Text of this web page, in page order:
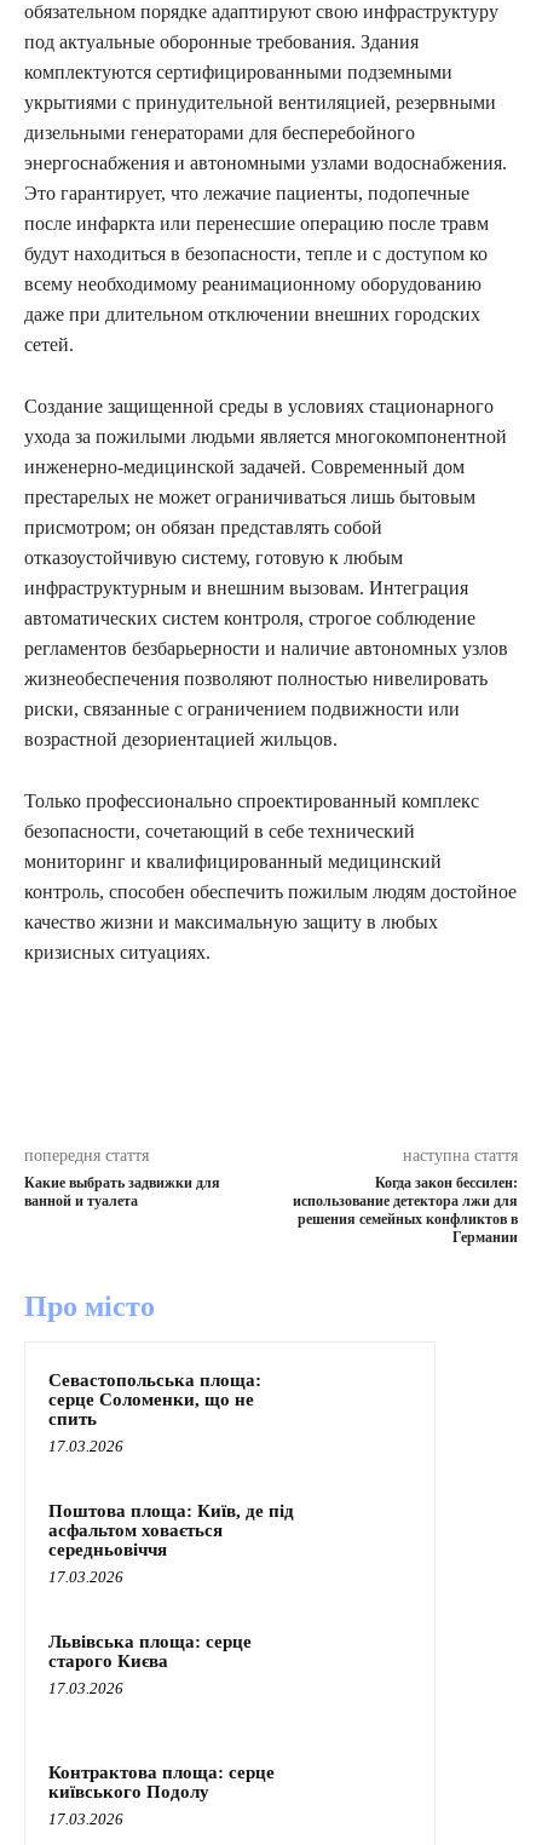
обязательном порядке адаптируют свою инфраструктуру
под актуальные оборонные требования. Здания
комплектуются сертифицированными подземными
укрытиями с принудительной вентиляцией, резервными
дизельными генераторами для бесперебойного
энергоснабжения и автономными узлами водоснабжения.
Это гарантирует, что лежачие пациенты, подопечные
после инфаркта или перенесшие операцию после травм
будут находиться в безопасности, тепле и с доступом ко
всему необходимому реанимационному оборудованию
даже при длительном отключении внешних городских
сетей.
Создание защищенной среды в условиях стационарного
ухода за пожилыми людьми является многокомпонентной
инженерно-медицинской задачей. Современный дом
престарелых не может ограничиваться лишь бытовым
присмотром; он обязан представлять собой
отказоустойчивую систему, готовую к любым
инфраструктурным и внешним вызовам. Интеграция
автоматических систем контроля, строгое соблюдение
регламентов безбарьерности и наличие автономных узлов
жизнеобеспечения позволяют полностью нивелировать
риски, связанные с ограничением подвижности или
возрастной дезориентацией жильцов.
Только профессионально спроектированный комплекс
безопасности, сочетающий в себе технический
мониторинг и квалифицированный медицинский
контроль, способен обеспечить пожилым людям достойное
качество жизни и максимальную защиту в любых
кризисных ситуациях.
попередня стаття
Какие выбрать задвижки для
ванной и туалета
наступна стаття
Когда закон бессилен:
использование детектора лжи для
решения семейных конфликтов в
Германии
Про місто
Севастопольська площа:
серце Соломенки, що не
спить
17.03.2026
Поштова площа: Київ, де під
асфальтом ховається
середньовіччя
17.03.2026
Львівська площа: серце
старого Києва
17.03.2026
Контрактова площа: серце
київського Подолу
17.03.2026